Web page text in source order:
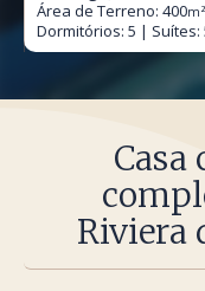
Área de Terreno: 400m²
Dormitórios: 5 |
Riviera